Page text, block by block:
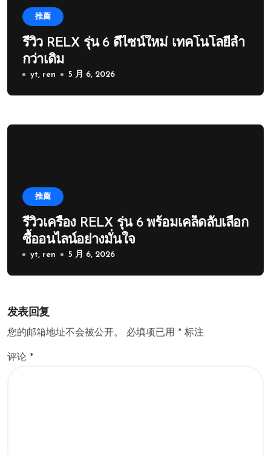
推薦
รีวิว RELX รุ่น 6 ดีไซน์ใหม่ เทคโนโลยีล้ำ
กว่าเดิม
yt, ren 5 月 6, 2026
推薦
รีวิวเครื่อง RELX รุ่น 6 พร้อมเคล็ดลับเลือก
ซื้ออนไลน์อย่างมั่นใจ
yt, ren 5 月 6, 2026
发表回复
您的邮箱地址不会被公开。 必填项已用 * 标注
评论 *